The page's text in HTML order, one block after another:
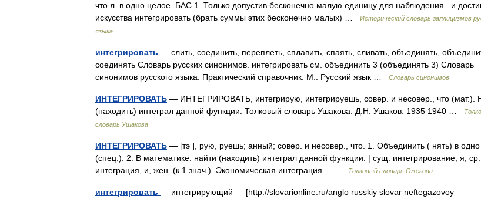
что л. в одно целое. БАС 1. Только допустив бесконечно малую единицу для наблюдения.. и
искусства интегрировать (брать суммы этих бесконечно малых) …
Исторический словарь галлицизмов
языка
интегрировать — слить, соединить, переплеть, сплавить, спаять, сливать, объединять,
соединять Словарь русских синонимов. интегрировать см. объединить 3 (объединять 3) Словарь
синонимов русского языка. Практический справочник. М.: Русский язык …
Словарь синонимов
ИНТЕГРИРОВАТЬ — ИНТЕГРИРОВАТЬ, интегрирую, интегрируешь, совер. и несовер., что (мат.).
(находить) интеграл данной функции. Толковый словарь Ушакова. Д.Н. Ушаков. 1935 1940 …
словарь Ушакова
ИНТЕГРИРОВАТЬ — [тэ ], рую, руешь; анный; совер. и несовер., что. 1. Объединить ( нять) в
(спец.). 2. В математике: найти (находить) интеграл данной функции. | сущ. интегрирование, я,
интеграция, и, жен. (к 1 знач.). Экономическая интеграция… …
Толковый словарь Ожегова
интегрировать — интегрирующий — [http://slovarionline.ru/anglo russkiy slovar neftegazovoy